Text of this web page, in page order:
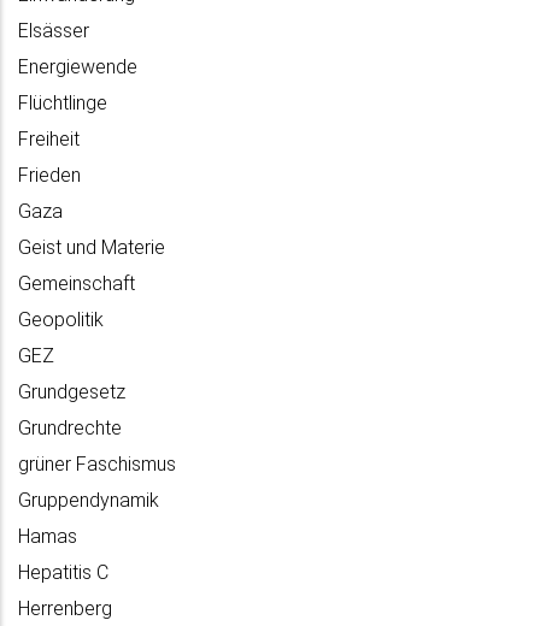
Elsässer
Energiewende
Flüchtlinge
Freiheit
Frieden
Gaza
Geist und Materie
Gemeinschaft
Geopolitik
GEZ
Grundgesetz
Grundrechte
grüner Faschismus
Gruppendynamik
Hamas
Hepatitis C
Herrenberg